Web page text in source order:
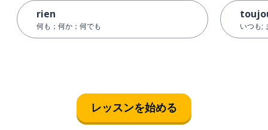
rien
何も；何か；何でも いつも;
レッスンを始める